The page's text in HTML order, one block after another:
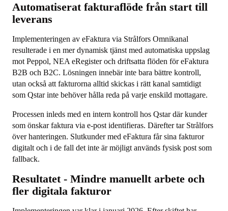
Automatiserat fakturaflöde från start till
leverans
Implementeringen av eFaktura via Strålfors Omnikanal
resulterade i en mer dynamisk tjänst med automatiska uppslag
mot Peppol, NEA eRegister och driftsatta flöden för eFaktura
B2B och B2C. Lösningen innebär inte bara bättre kontroll,
utan också att fakturorna alltid skickas i rätt kanal samtidigt
som Qstar inte behöver hålla reda på varje enskild mottagare.
Processen inleds med en intern kontroll hos Qstar där kunder
som önskar faktura via e-post identifieras. Därefter tar Strålfors
över hanteringen. Slutkunder med eFaktura får sina fakturor
digitalt och i de fall det inte är möjligt används fysisk post som
fallback.
Resultatet - Mindre manuellt arbete och
fler digitala fakturor